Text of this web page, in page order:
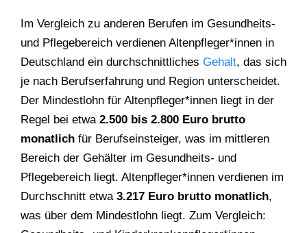
Im Vergleich zu anderen Berufen im Gesundheits-
und Pflegebereich verdienen Altenpfleger*innen in
Deutschland ein durchschnittliches Gehalt, das sich
je nach Berufserfahrung und Region unterscheidet.
Der Mindestlohn für Altenpfleger*innen liegt in der
Regel bei etwa 2.500 bis 2.800 Euro brutto
monatlich für Berufseinsteiger, was im mittleren
Bereich der Gehälter im Gesundheits- und
Pflegebereich liegt. Altenpfleger*innen verdienen im
Durchschnitt etwa 3.217 Euro brutto monatlich,
was über dem Mindestlohn liegt. Zum Vergleich: